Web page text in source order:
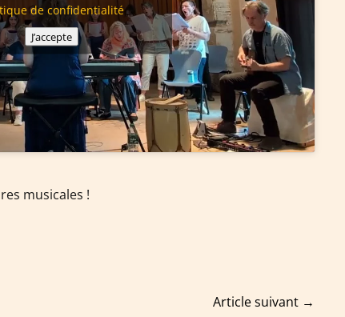
de confidentialité
J’accepte
musicales !
Article suivant →